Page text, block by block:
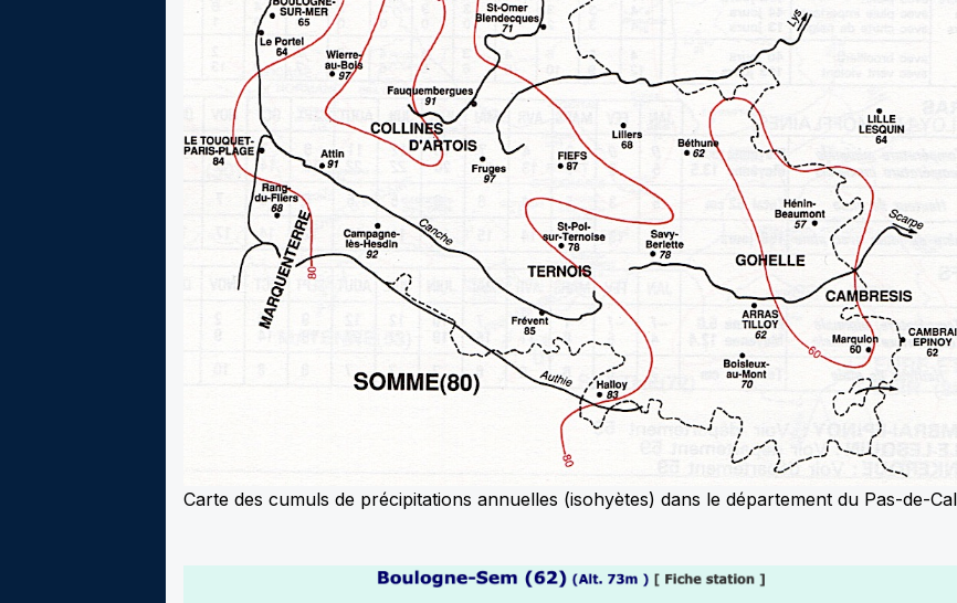
Carte des cumuls de précipitations annuelles (isohyètes) dans le département du Pas-de-
7 Août 2026
40 °C la semaine prochaine :
jusqu’où la fournaise va-t-elle
remonter en France ?
nous